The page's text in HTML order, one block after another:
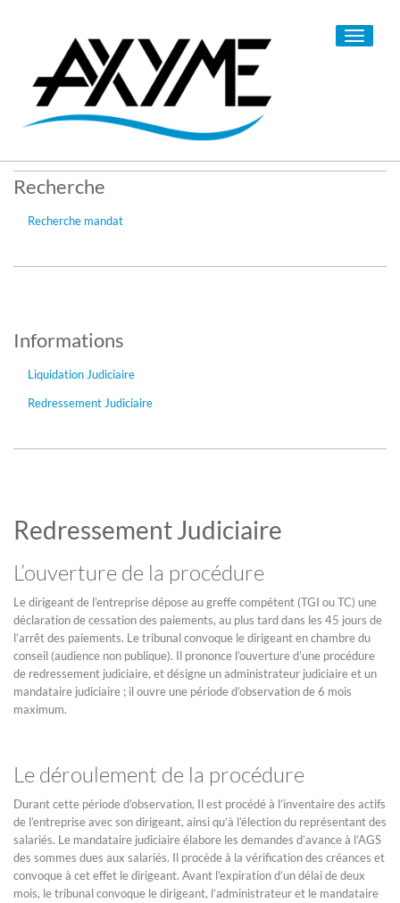
Toggle
Recherche
Recherche mandat
Informations
Liquidation Judiciaire
Redressement Judiciaire
Redressement Judiciaire
L’ouverture de la procédure
Le dirigeant de l’entreprise dépose au greffe compétent (TGI ou TC) une
déclaration de cessation des paiements, au plus tard dans les 45 jours de
l’arrêt des paiements. Le tribunal convoque le dirigeant en chambre du
conseil (audience non publique). Il prononce l’ouverture d’une procédure
de redressement judiciaire, et désigne un administrateur judiciaire et un
mandataire judiciaire ; il ouvre une période d’observation de 6 mois
maximum.
Le déroulement de la procédure
Durant cette période d’observation, Il est procédé à l’inventaire des actifs
de l’entreprise avec son dirigeant, ainsi qu’à l’élection du représentant des
salariés. Le mandataire judiciaire élabore les demandes d’avance à l’AGS
des sommes dues aux salariés. Il procède à la vérification des créances et
convoque à cet effet le dirigeant. Avant l’expiration d’un délai de deux
mois, le tribunal convoque le dirigeant, l’administrateur et le mandataire